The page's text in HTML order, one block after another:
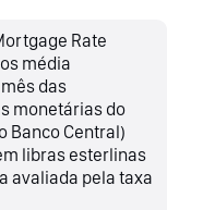
Rate
média
das
monetárias do
Banco Central)
libras esterlinas
avaliada pela taxa